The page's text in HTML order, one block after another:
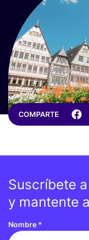
COMPARTE
Suscríbete a
y mantente
Nombre *